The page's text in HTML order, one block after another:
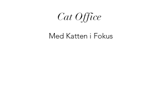
Cat Office
Med Katten i Fokus